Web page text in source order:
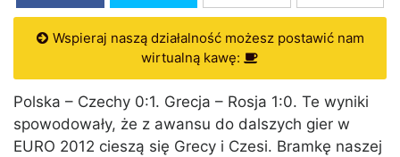
Wspieraj naszą działalność możesz postawić nam
wirtualną kawę:
Polska – Czechy 0:1. Grecja – Rosja 1:0. Te wyniki
spowodowały, że z awansu do dalszych gier w
EURO 2012 cieszą się Grecy i Czesi. Bramkę naszej